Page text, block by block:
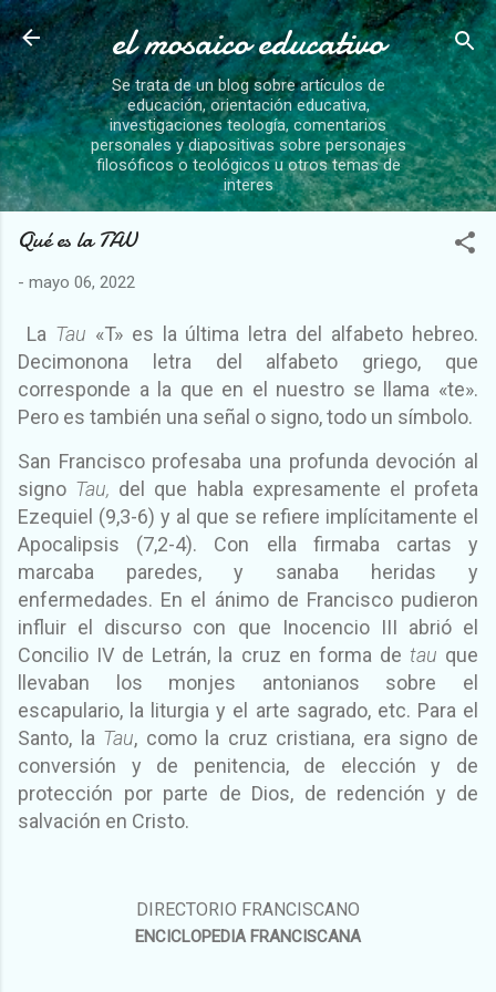
Ir al contenido principal
el mosaico educativo
Se trata de un blog sobre artículos de
educación, orientación educativa,
investigaciones teología, comentarios
personales y diapositivas sobre personajes
filosóficos o teológicos u otros temas de
interes
Qué es la TAU
- mayo 06, 2022
La Tau «T» es la última letra del alfabeto hebreo.
Decimonona letra del alfabeto griego, que
corresponde a la que en el nuestro se llama «te».
Pero es también una señal o signo, todo un símbolo.
San Francisco profesaba una profunda devoción al
signo Tau, del que habla expresamente el profeta
Ezequiel (9,3-6) y al que se refiere implícitamente el
Apocalipsis (7,2-4). Con ella firmaba cartas y
marcaba paredes, y sanaba heridas y
enfermedades. En el ánimo de Francisco pudieron
influir el discurso con que Inocencio III abrió el
Concilio IV de Letrán, la cruz en forma de tau que
llevaban los monjes antonianos sobre el
escapulario, la liturgia y el arte sagrado, etc. Para el
Santo, la Tau, como la cruz cristiana, era signo de
conversión y de penitencia, de elección y de
protección por parte de Dios, de redención y de
salvación en Cristo.
DIRECTORIO FRANCISCANO
ENCICLOPEDIA FRANCISCANA